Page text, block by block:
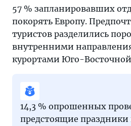
яркие
идеи
путешествий
от
«Тонкостей
Рейтинги
подборки
57 % запланировавших
покорять Европу.
туристов разделились
внутренними
курортами Юго-
14,3 % опрошенных
предстоящие праздники